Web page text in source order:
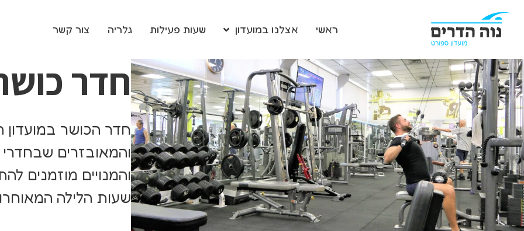
ראשי אצלנו במועדון שעות פעילות גלריה צור קשר
חדר
חדר הכושר במועדון
והמאובזרים
והמנויים מוזמנים
שעות הלילה